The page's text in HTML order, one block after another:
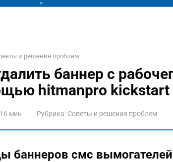
и решения проблем
баннер с
hitmanpro kickstart
16 мин Рубрика: Советы и решения проблем
баннеров смс вымогателей